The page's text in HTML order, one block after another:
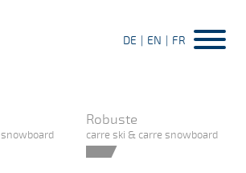
DE EN FR
Robuste
carre ski & carre snowboard